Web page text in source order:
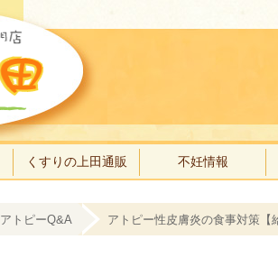
くすりの上田通販 不妊情報
アトピーQ&A アトピー性皮膚炎の食事対策【